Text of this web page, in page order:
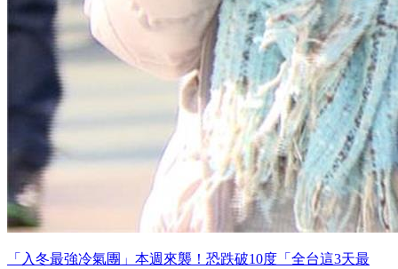
「入冬最強冷氣團」本週來襲！恐跌破10度「全台這3天最